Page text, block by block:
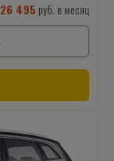
26 495 руб. в месяц